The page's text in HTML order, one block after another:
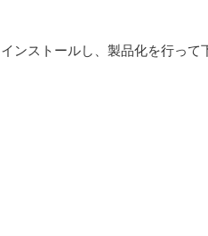
ンストールし、製品化を行って